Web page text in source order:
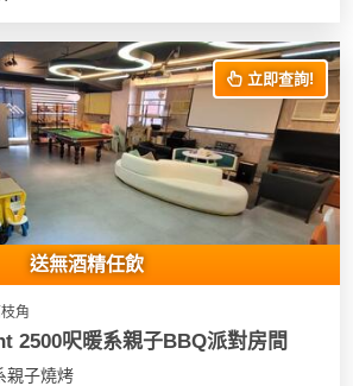
立即查詢!
送無酒精任飲
角
2500呎暖系親子BBQ派對房間
親子燒烤